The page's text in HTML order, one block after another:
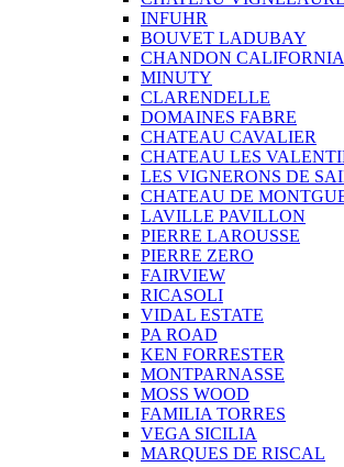
INFUHR
BOUVET LADUBAY
CHANDON CALIFORNIA
MINUTY
CLARENDELLE
DOMAINES FABRE
CHATEAU CAVALIER
CHATEAU LES
LES VIGNERONS DE
CHATEAU DE
LAVILLE PAVILLON
PIERRE LAROUSSE
PIERRE ZERO
FAIRVIEW
RICASOLI
VIDAL ESTATE
PA ROAD
KEN FORRESTER
MONTPARNASSE
MOSS WOOD
FAMILIA TORRES
VEGA SICILIA
MARQUES DE RISCAL